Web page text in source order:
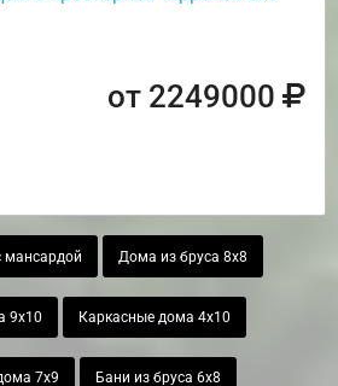
от 2249000
мансардой Дома из бруса 8х8
9х10 Каркасные дома 4х10
7х9 Бани из бруса 6х8